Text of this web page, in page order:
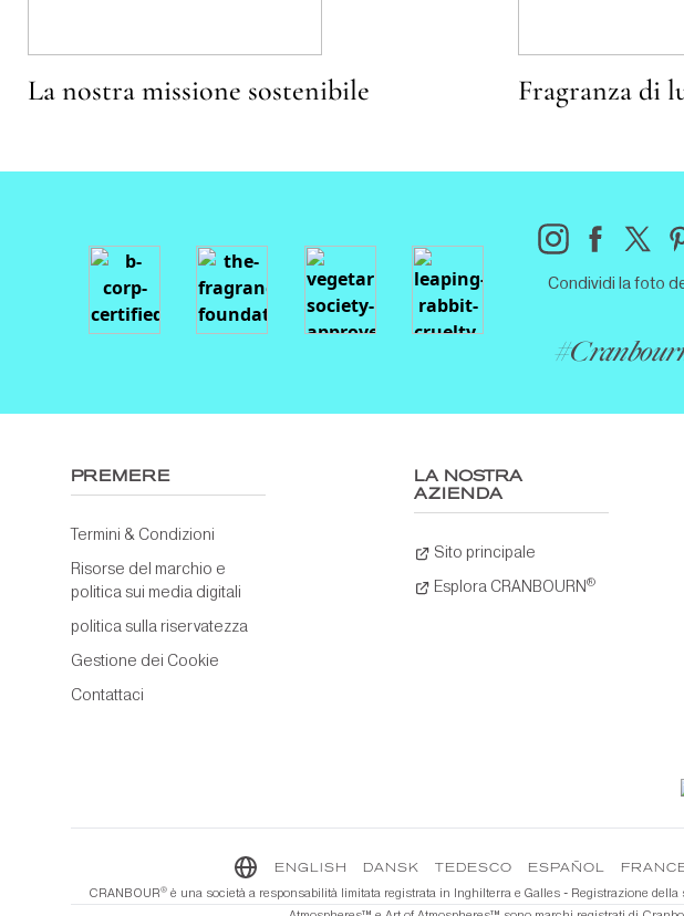
La nostra missione sostenibile Fragranza di
Condividi la foto
PREMERE
Termini & Condizioni
Risorse del marchio e
politica sui media digitali
politica sulla riservatezza
Gestione dei Cookie
Contattaci
LA NOSTRA
AZIENDA
Sito principale
Esplora CRANBOURN®
ENGLISH DANSK TEDESCO ESPAÑOL
CRANBOUR®️ è una società a responsabilità limitata registrata in Inghilterra e Galles - Registrazione della